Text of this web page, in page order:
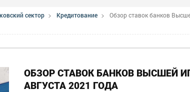
сектор Кредитование
Обзор ставок банков
ОБЗОР СТАВОК БАНКОВ ВЫСШЕЙ
АВГУСТА 2021 ГОДА